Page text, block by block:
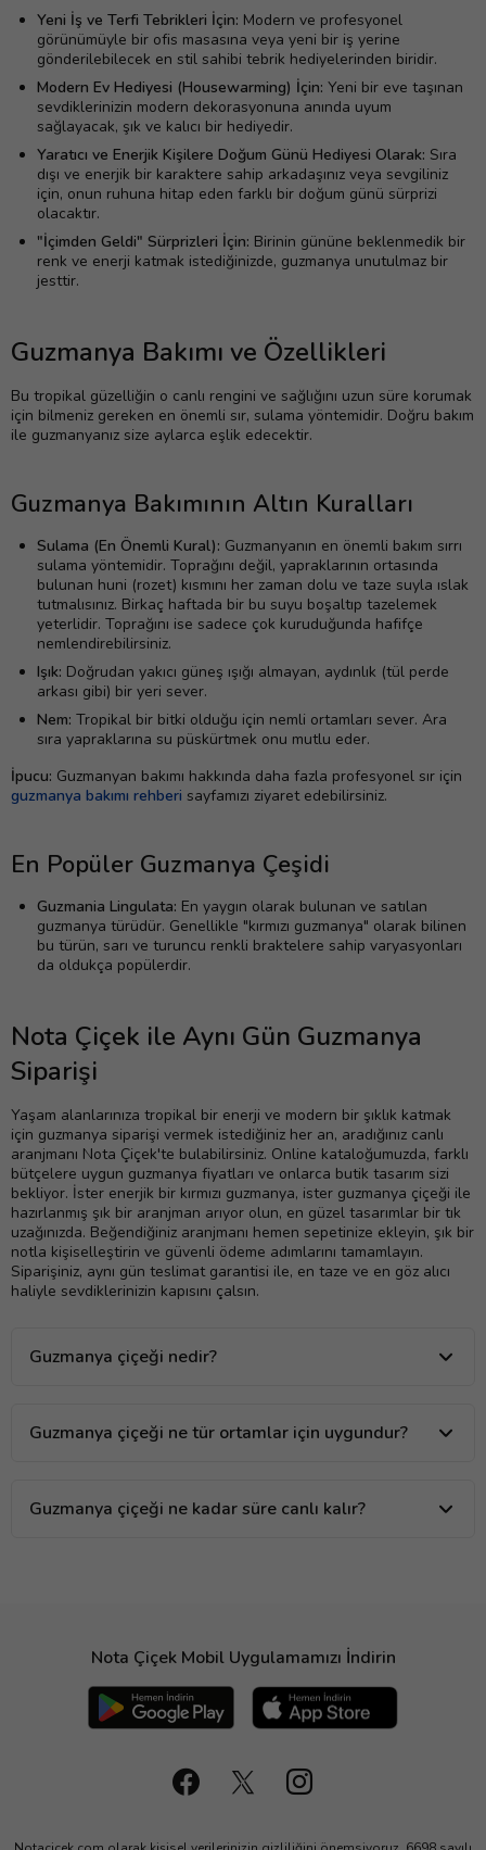
Yeni İş ve Terfi Tebrikleri İçin: Modern ve profesyonel
görünümüyle bir ofis masasına veya yeni bir iş yerine
gönderilebilecek en stil sahibi tebrik hediyelerinden biridir.
Modern Ev Hediyesi (Housewarming) İçin: Yeni bir eve taşınan
sevdiklerinizin modern dekorasyonuna anında uyum
sağlayacak, şık ve kalıcı bir hediyedir.
Yaratıcı ve Enerjik Kişilere Doğum Günü Hediyesi Olarak: Sıra
dışı ve enerjik bir karaktere sahip arkadaşınız veya sevgiliniz
için, onun ruhuna hitap eden farklı bir doğum günü sürprizi
olacaktır.
"İçimden Geldi" Sürprizleri İçin: Birinin gününe beklenmedik bir
renk ve enerji katmak istediğinizde, guzmanya unutulmaz bir
jesttir.
Guzmanya Bakımı ve Özellikleri
Bu tropikal güzelliğin o canlı rengini ve sağlığını uzun süre korumak
için bilmeniz gereken en önemli sır, sulama yöntemidir. Doğru bakım
ile guzmanyanız size aylarca eşlik edecektir.
Guzmanya Bakımının Altın Kuralları
Sulama (En Önemli Kural): Guzmanyanın en önemli bakım sırrı
sulama yöntemidir. Toprağını değil, yapraklarının ortasında
bulunan huni (rozet) kısmını her zaman dolu ve taze suyla ıslak
tutmalısınız. Birkaç haftada bir bu suyu boşaltıp tazelemek
yeterlidir. Toprağını ise sadece çok kuruduğunda hafifçe
nemlendirebilirsiniz.
Işık: Doğrudan yakıcı güneş ışığı almayan, aydınlık (tül perde
arkası gibi) bir yeri sever.
Nem: Tropikal bir bitki olduğu için nemli ortamları sever. Ara
sıra yapraklarına su püskürtmek onu mutlu eder.
İpucu: Guzmanyan bakımı hakkında daha fazla profesyonel sır için
guzmanya bakımı rehberi sayfamızı ziyaret edebilirsiniz.
En Popüler Guzmanya Çeşidi
Guzmania Lingulata: En yaygın olarak bulunan ve satılan
guzmanya türüdür. Genellikle "kırmızı guzmanya" olarak bilinen
bu türün, sarı ve turuncu renkli braktelere sahip varyasyonları
da oldukça popülerdir.
Nota Çiçek ile Aynı Gün Guzmanya
Siparişi
Yaşam alanlarınıza tropikal bir enerji ve modern bir şıklık katmak
için guzmanya siparişi vermek istediğiniz her an, aradığınız canlı
aranjmanı Nota Çiçek'te bulabilirsiniz. Online kataloğumuzda, farklı
bütçelere uygun guzmanya fiyatları ve onlarca butik tasarım sizi
bekliyor. İster enerjik bir kırmızı guzmanya, ister guzmanya çiçeği ile
hazırlanmış şık bir aranjman arıyor olun, en güzel tasarımlar bir tık
uzağınızda. Beğendiğiniz aranjmanı hemen sepetinize ekleyin, şık bir
notla kişiselleştirin ve güvenli ödeme adımlarını tamamlayın.
Siparişiniz, aynı gün teslimat garantisi ile, en taze ve en göz alıcı
haliyle sevdiklerinizin kapısını çalsın.
Guzmanya çiçeği nedir?
Guzmanya çiçeği ne tür ortamlar için uygundur?
Guzmanya çiçeği ne kadar süre canlı kalır?
Nota Çiçek Mobil Uygulamamızı İndirin